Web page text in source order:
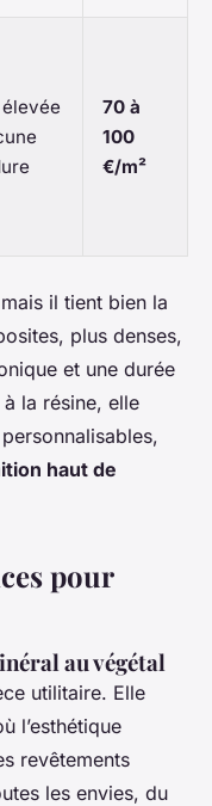
70 à
100
€/m²
il tient bien la
plus denses,
et une durée
la résine, elle
haut de
pour
au végétal
utilitaire. Elle
l’esthétique
revêtements
les envies, du